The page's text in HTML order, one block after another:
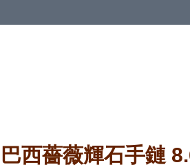
巴西薔薇輝石手鏈